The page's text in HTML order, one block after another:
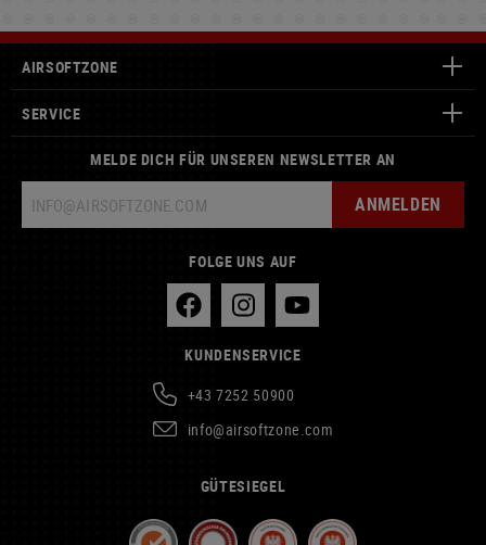
AIRSOFTZONE
SERVICE
MELDE DICH FÜR UNSEREN NEWSLETTER AN
ANMELDEN
FOLGE UNS AUF
KUNDENSERVICE
+43 7252 50900
info@airsoftzone.com
GÜTESIEGEL